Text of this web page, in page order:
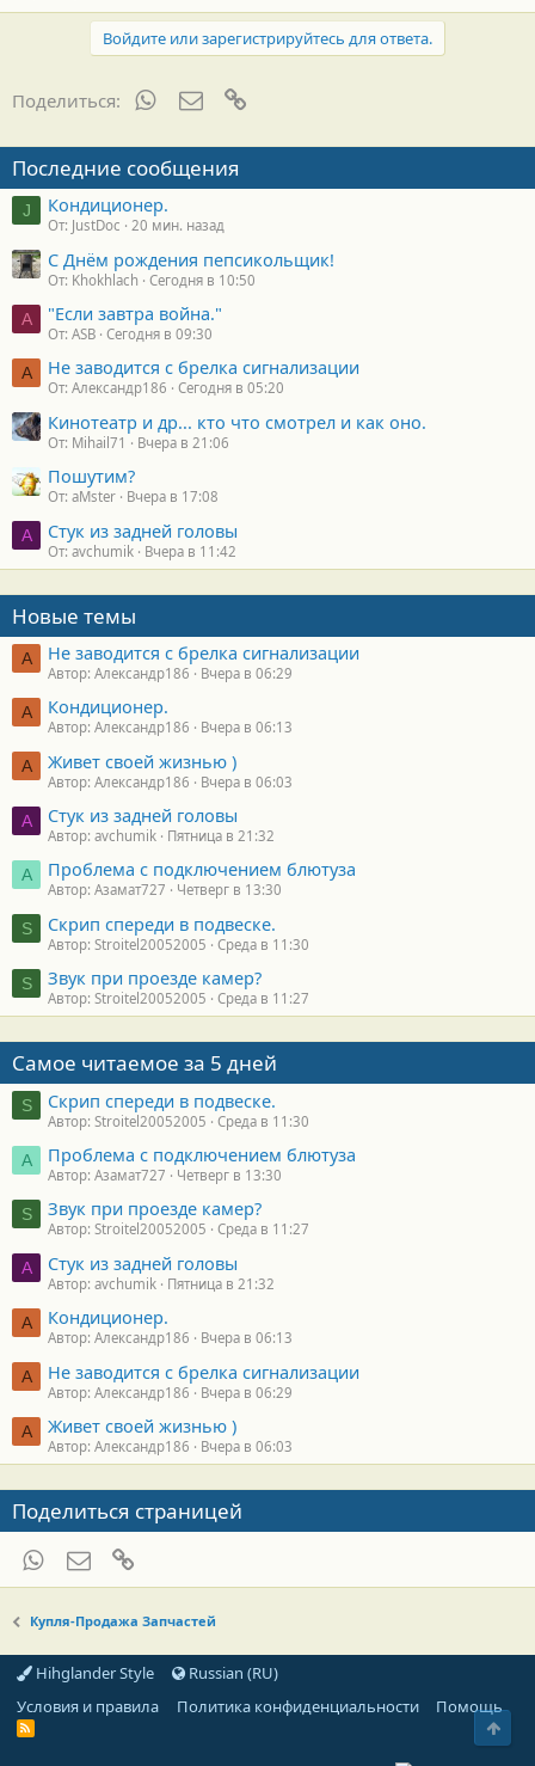
Войдите или зарегистрируйтесь для ответа.
Поделиться: WhatsAppЭлектронная почта
Последние сообщения
J Кондиционер.
От: JustDoc 20 мин. назад
С Днём рождения пепсикольщик!
От: Khokhlach Сегодня в 10:50
A "Если завтра война."
От: ASB Сегодня в 09:30
А Не заводится с брелка сигнализации
От: Александр186 Сегодня в 05:20
Кинотеатр и др... кто что смотрел и как оно.
От: Mihail71 Вчера в 21:06
Пошутим?
От: aMster Вчера в 17:08
A Стук из задней головы
От: avchumik Вчера в 11:42
Новые темы
А Не заводится с брелка сигнализации
Автор: Александр186 Вчера в 06:29
А Кондиционер.
Автор: Александр186 Вчера в 06:13
А Живет своей жизнью )
Автор: Александр186 Вчера в 06:03
A Стук из задней головы
Автор: avchumik Пятница в 21:32
А Проблема с подключением блютуза
Автор: Азамат727 Четверг в 13:30
S Скрип спереди в подвеске.
Автор: Stroitel20052005 Среда в 11:30
S Звук при проезде камер?
Автор: Stroitel20052005 Среда в 11:27
Самое читаемое за 5 дней
S Скрип спереди в подвеске.
Автор: Stroitel20052005 Среда в 11:30
А Проблема с подключением блютуза
Автор: Азамат727 Четверг в 13:30
S Звук при проезде камер?
Автор: Stroitel20052005 Среда в 11:27
A Стук из задней головы
Автор: avchumik Пятница в 21:32
А Кондиционер.
Автор: Александр186 Вчера в 06:13
А Не заводится с брелка сигнализации
Автор: Александр186 Вчера в 06:29
А Живет своей жизнью )
Автор: Александр186 Вчера в 06:03
Поделиться страницей
WhatsAppЭлектронная почта
Купля-Продажа Запчастей
Hihglander Style
Russian (RU)
Условия и правила
Политика конфиденциальности Помощь
R